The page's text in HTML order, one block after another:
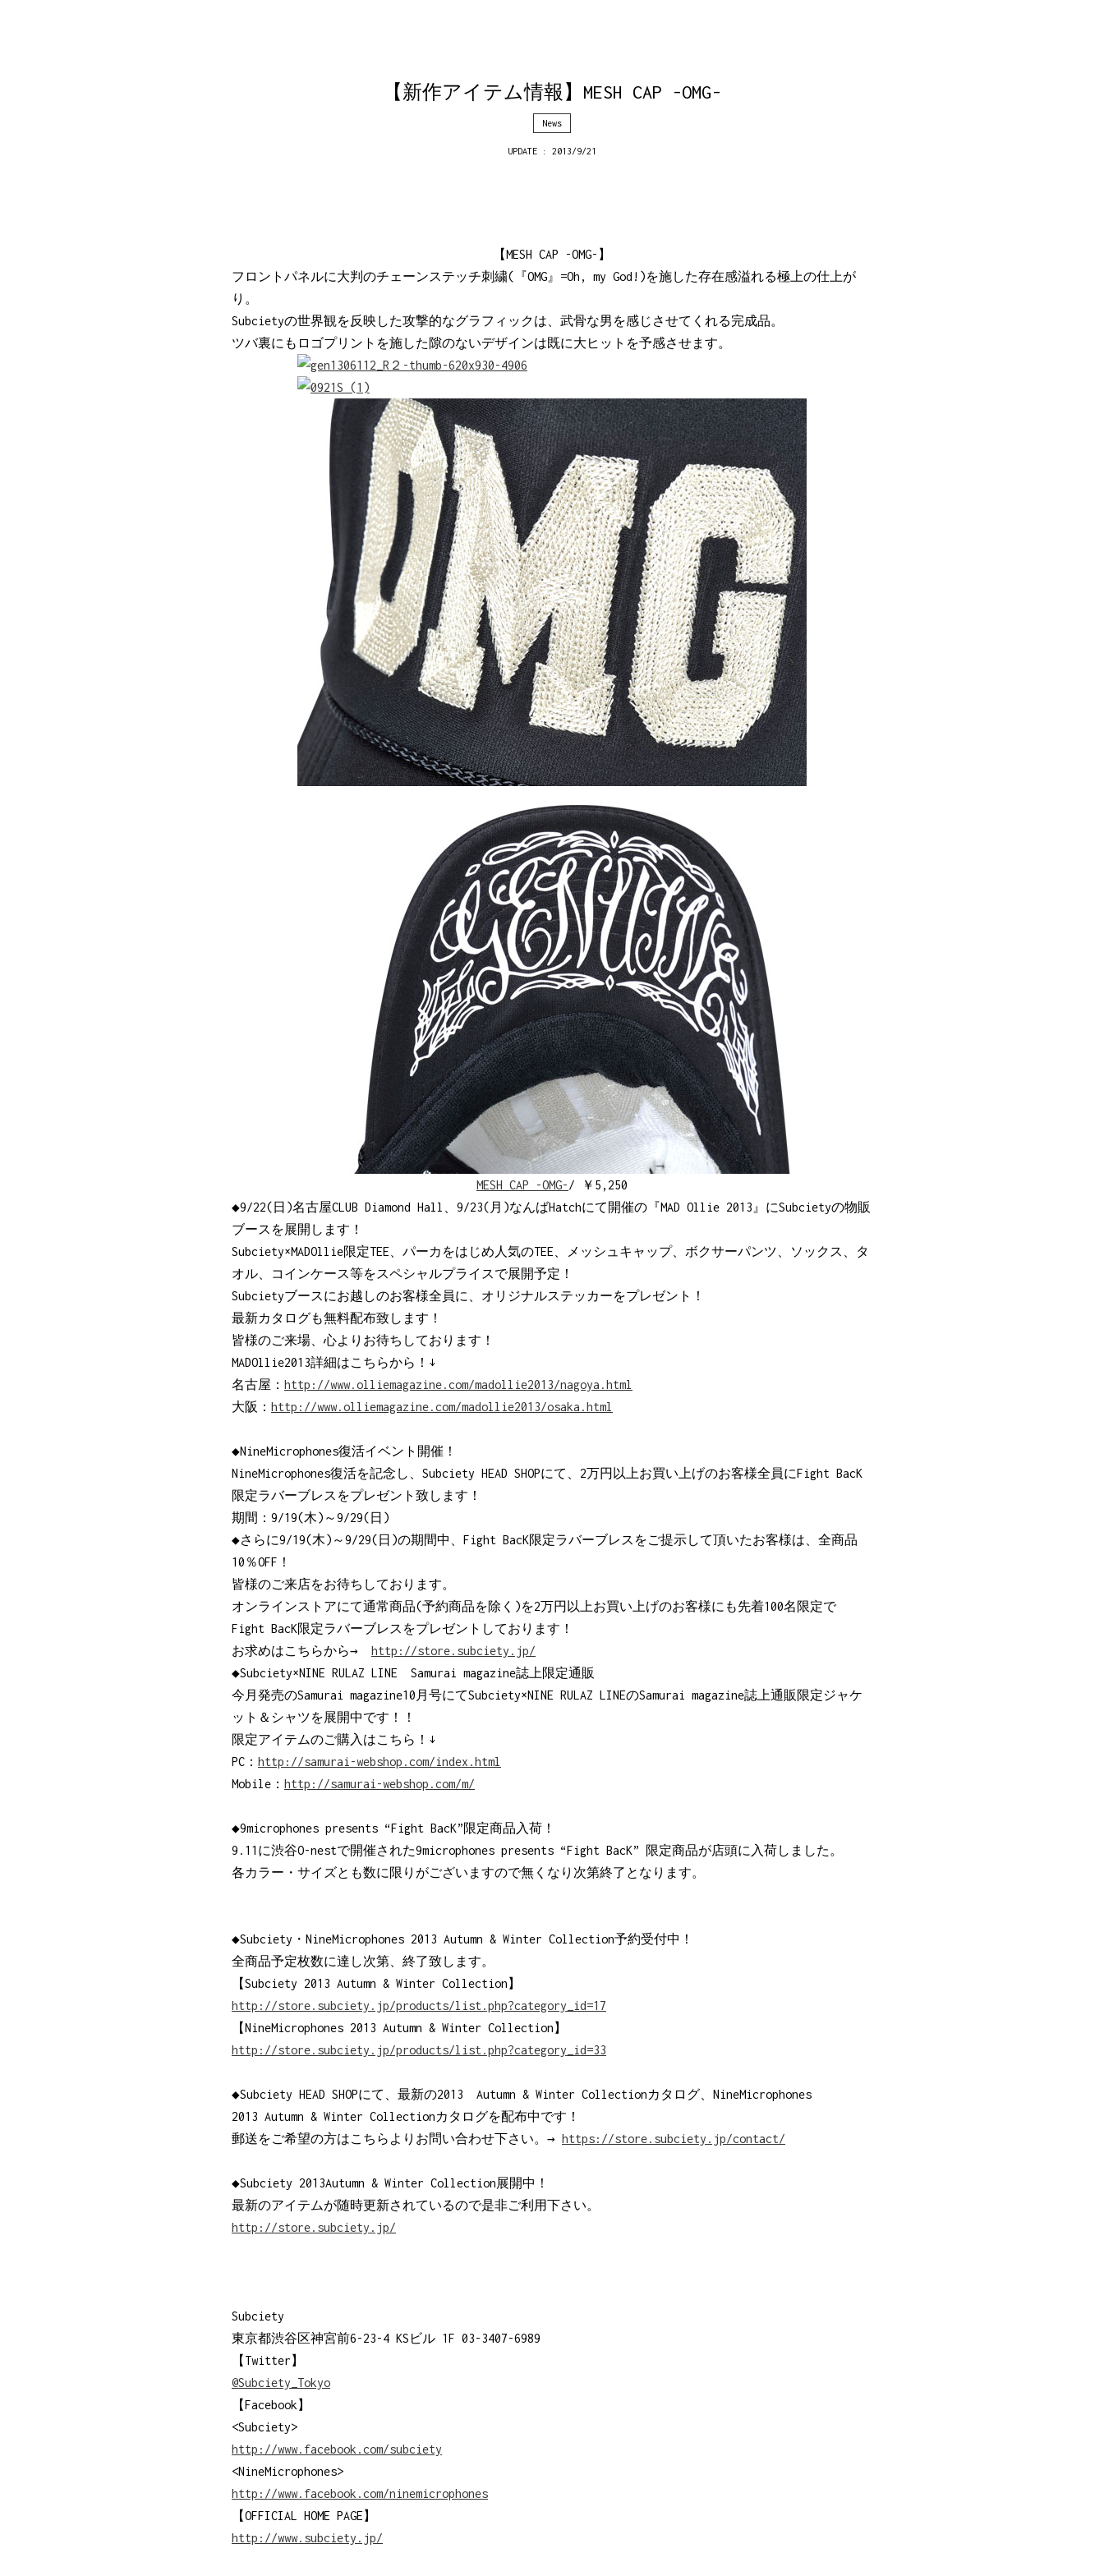
【新作アイテム情報】MESH CAP -OMG-
News
UPDATE : 2013/9/21
【MESH CAP -OMG-】
フロントパネルに大判のチェーンステッチ刺繍(『OMG』=Oh, my God!)を施した存在感溢れる極上の仕上が
り。
Subcietyの世界観を反映した攻撃的なグラフィックは、武骨な男を感じさせてくれる完成品。
ツバ裏にもロゴプリントを施した隙のないデザインは既に大ヒットを予感させます。
MESH CAP -OMG-/ ￥5,250
◆9/22(日)名古屋CLUB Diamond Hall、9/23(月)なんばHatchにて開催の『MAD Ollie 2013』にSubcietyの物販
ブースを展開します！
Subciety×MADOllie限定TEE、パーカをはじめ人気のTEE、メッシュキャップ、ボクサーパンツ、ソックス、タ
オル、コインケース等をスペシャルプライスで展開予定！
Subcietyブースにお越しのお客様全員に、オリジナルステッカーをプレゼント！
最新カタログも無料配布致します！
皆様のご来場、心よりお待ちしております！
MADOllie2013詳細はこちらから！↓
名古屋： http://www.olliemagazine.com/madollie2013/nagoya.html
大阪： http://www.olliemagazine.com/madollie2013/osaka.html
◆NineMicrophones復活イベント開催！
NineMicrophones復活を記念し、Subciety HEAD SHOPにて、2万円以上お買い上げのお客様全員にFight BacK
限定ラバーブレスをプレゼント致します！
期間：9/19(木)～9/29(日)
◆さらに9/19(木)～9/29(日)の期間中、Fight BacK限定ラバーブレスをご提示して頂いたお客様は、全商品
10％OFF！
皆様のご来店をお待ちしております。
オンラインストアにて通常商品(予約商品を除く)を2万円以上お買い上げのお客様にも先着100名限定で
Fight BacK限定ラバーブレスをプレゼントしております！
お求めはこちらから→ http://store.subciety.jp/
◆Subciety×NINE RULAZ LINE Samurai magazine誌上限定通販
今月発売のSamurai magazine10月号にてSubciety×NINE RULAZ LINEのSamurai magazine誌上通販限定ジャケ
ット＆シャツを展開中です！！
限定アイテムのご購入はこちら！↓
PC： http://samurai-webshop.com/index.html
Mobile： http://samurai-webshop.com/m/
◆9microphones presents “Fight BacK”限定商品入荷！
9.11に渋谷O-nestで開催された9microphones presents “Fight BacK” 限定商品が店頭に入荷しました。
各カラー・サイズとも数に限りがございますので無くなり次第終了となります。
◆Subciety・NineMicrophones 2013 Autumn & Winter Collection予約受付中！
全商品予定枚数に達し次第、終了致します。
【Subciety 2013 Autumn & Winter Collection】
http://store.subciety.jp/products/list.php?category_id=17
【NineMicrophones 2013 Autumn & Winter Collection】
http://store.subciety.jp/products/list.php?category_id=33
◆Subciety HEAD SHOPにて、最新の2013 Autumn & Winter Collectionカタログ、NineMicrophones
2013 Autumn & Winter Collectionカタログを配布中です！
郵送をご希望の方はこちらよりお問い合わせ下さい。→ https://store.subciety.jp/contact/
◆Subciety 2013Autumn & Winter Collection展開中！
最新のアイテムが随時更新されているので是非ご利用下さい。
http://store.subciety.jp/
Subciety
東京都渋谷区神宮前6-23-4 KSビル 1F 03-3407-6989
【Twitter】
@Subciety_Tokyo
【Facebook】
<Subciety>
http://www.facebook.com/subciety
<NineMicrophones>
http://www.facebook.com/ninemicrophones
【OFFICIAL HOME PAGE】
http://www.subciety.jp/